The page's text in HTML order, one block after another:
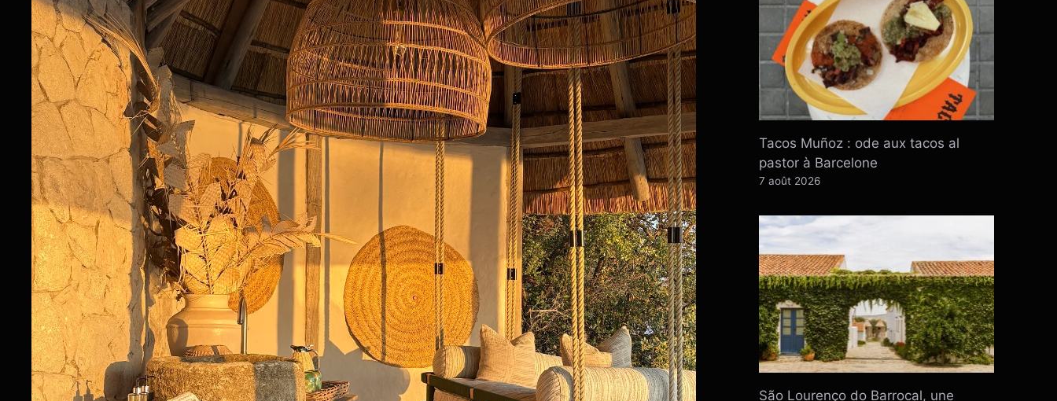
Tacos Muñoz : ode aux tacos al
pastor à Barcelone
7 août 2026
São Lourenço do Barrocal, une